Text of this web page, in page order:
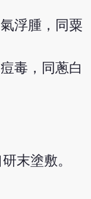
浮腫，同粟
毒，同蔥白
末塗敷。